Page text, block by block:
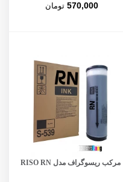
570,000 تومان
مرکب ریسوگراف مدل RISO RN